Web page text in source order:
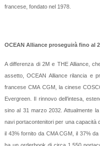
francese, fondato nel 1978.
OCEAN Alliance proseguirà fino al
A differenza di 2M e THE Alliance,
assetto, OCEAN Alliance rilancia e
francese CMA CGM, la cinese
Evergreen. Il rinnovo dell’intesa,
sino al 31 marzo 2032. Attualmente
navi portacontenitori per una capacità
il 43% fornito da CMA CGM, il 37%